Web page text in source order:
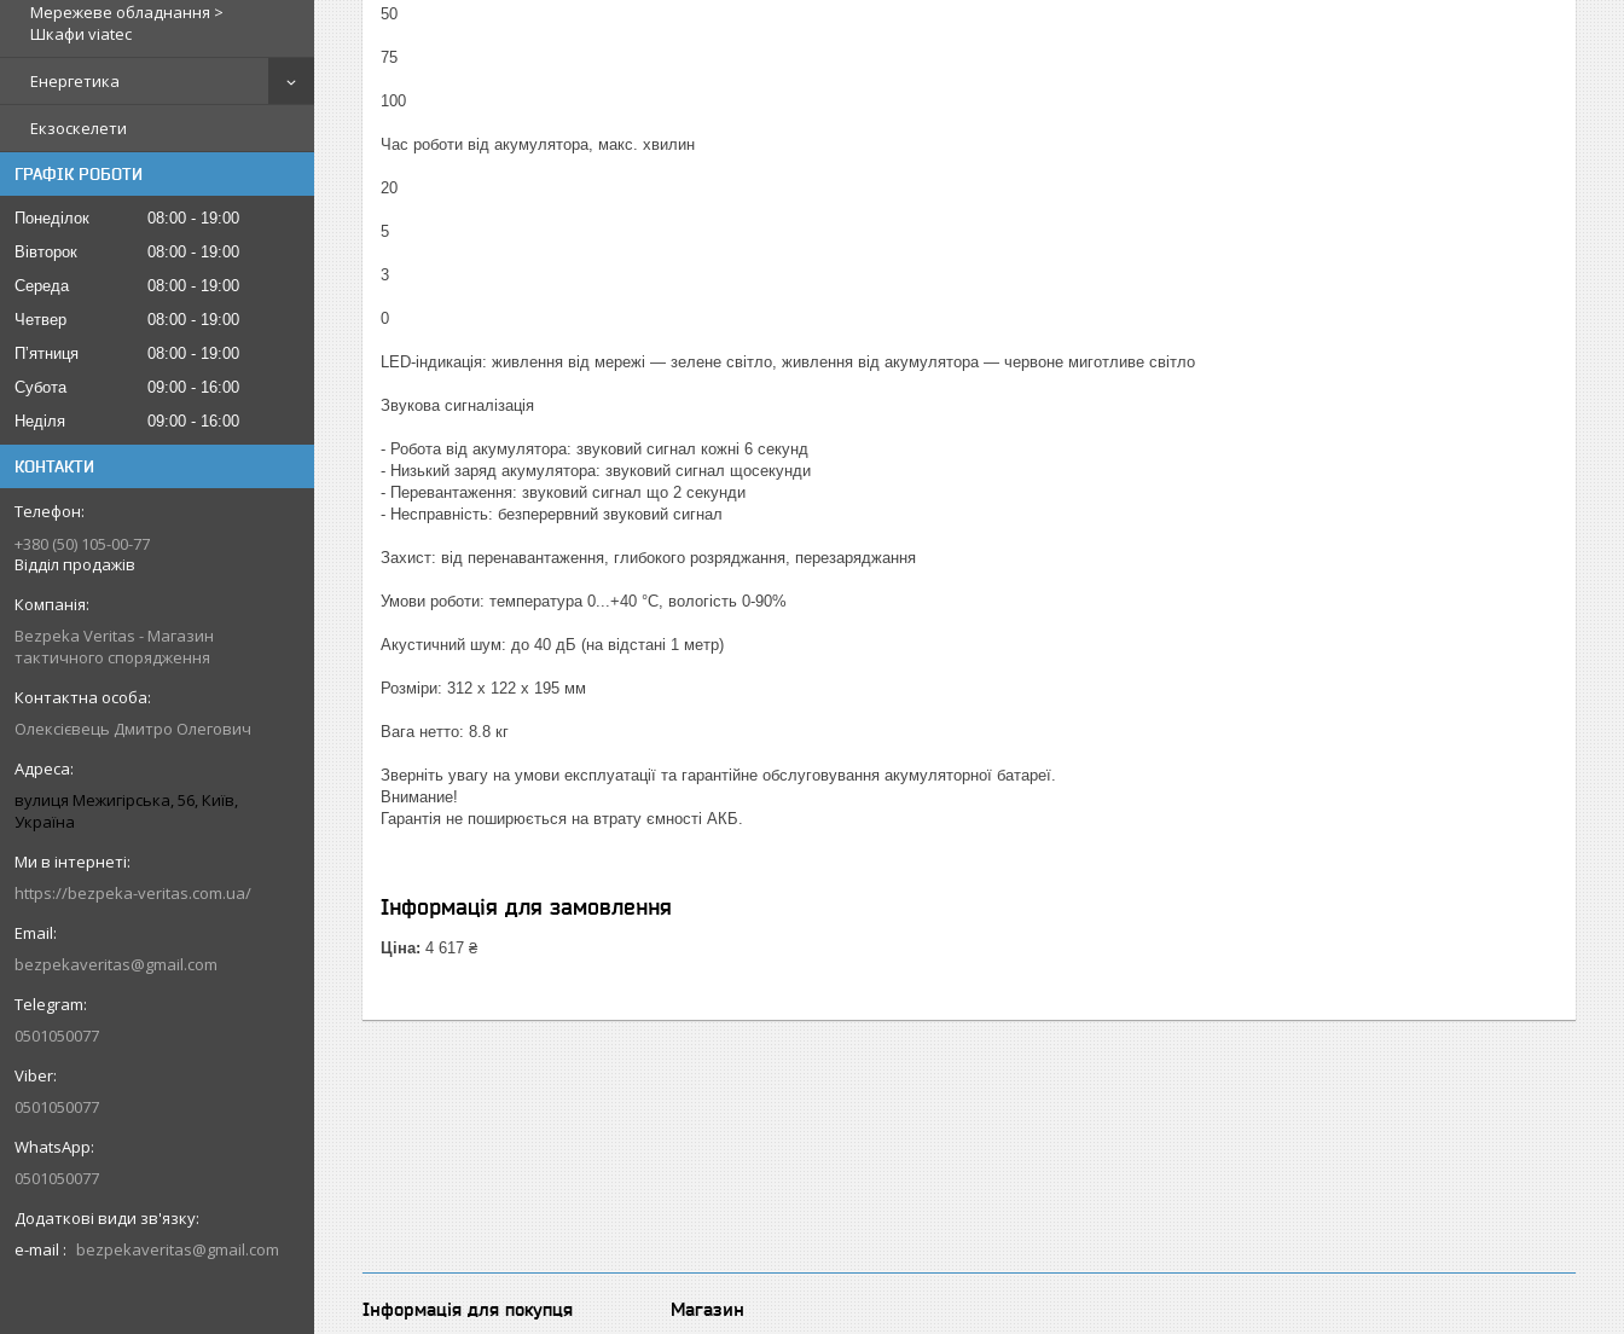
Мережеве обладнання >
Шкафи viatec
Енергетика
Екзоскелети
ГРАФІК РОБОТИ
Понеділок 08:00
19:00
Вівторок
08:00
19:00
Середа
08:00
19:00
Четвер
08:00
19:00
Пʼятниця
08:00
19:00
Субота
09:00
16:00
Неділя
09:00 16:00
КОНТАКТИ
+380 (50) 105-00-77
Відділ продажів
Bezpeka Veritas - Магазин
тактичного спорядження
Олексієвець Дмитро Олегович
вулиця Межигірська, 56, Київ,
Україна
https://bezpeka-veritas.com.ua/
bezpekaveritas@gmail.com
0501050077
0501050077
0501050077
e-mail bezpekaveritas@gmail.com
50
75
100
Час роботи від акумулятора, макс. хвилин
20
5
3
0
LED-індикація: живлення від мережі — зелене світло, живлення від акумулятора — червоне миготливе світло
Звукова сигналізація
- Робота від акумулятора: звуковий сигнал кожні 6 секунд
- Низький заряд акумулятора: звуковий сигнал щосекунди
- Перевантаження: звуковий сигнал що 2 секунди
- Несправність: безперервний звуковий сигнал
Захист: від перенавантаження, глибокого розряджання, перезаряджання
Умови роботи: температура 0...+40 °C, вологість 0-90%
Акустичний шум: до 40 дБ (на відстані 1 метр)
Розміри: 312 x 122 x 195 мм
Вага нетто: 8.8 кг
Зверніть увагу на умови експлуатації та гарантійне обслуговування акумуляторної батареї.
Внимание!
Гарантія не поширюється на втрату ємності АКБ.
Інформація для замовлення
Ціна: 4 617 ₴
Інформація для покупця Магазин